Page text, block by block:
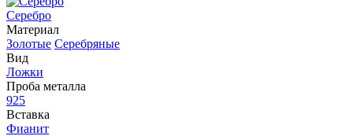
Серебро
Материал
Золотые Серебряные
Вид
Ложки
Проба металла
925
Вставка
Фианит